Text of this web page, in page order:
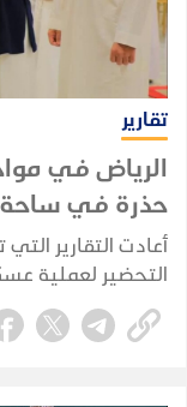
تقارير
الرياض في
حذرة في
أعادت التقارير
التحضير لعملية
من أن تنجر الرياض
المتوفرة حاليًا